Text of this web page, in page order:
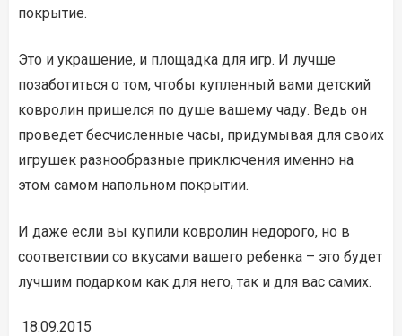
покрытие.
Это и украшение, и площадка для игр. И лучше
позаботиться о том, чтобы купленный вами детский
ковролин пришелся по душе вашему чаду. Ведь он
проведет бесчисленные часы, придумывая для своих
игрушек разнообразные приключения именно на
этом самом напольном покрытии.
И даже если вы купили ковролин недорого, но в
соответствии со вкусами вашего ребенка – это будет
лучшим подарком как для него, так и для вас самих.
18.09.2015